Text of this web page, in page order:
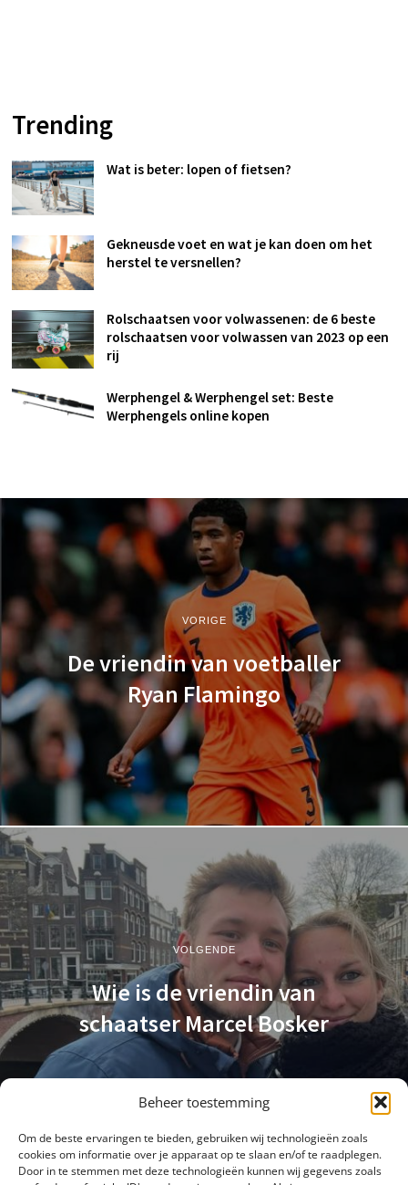
Beheer toestemming
Om de beste ervaringen te bieden, gebruiken wij technologieën zoals
cookies om informatie over je apparaat op te slaan en/of te raadplegen.
Door in te stemmen met deze technologieën kunnen wij gegevens zoals
Trending
Wat is beter: lopen of fietsen?
Gekneusde voet en wat je kan doen om het
herstel te versnellen?
Rolschaatsen voor volwassenen: de 6 beste
rolschaatsen voor volwassen van 2023 op een
rij
Werphengel & Werphengel set: Beste
Werphengels online kopen
VORIGE
De vriendin van voetballer
Ryan Flamingo
VOLGENDE
Wie is de vriendin van
schaatser Marcel Bosker